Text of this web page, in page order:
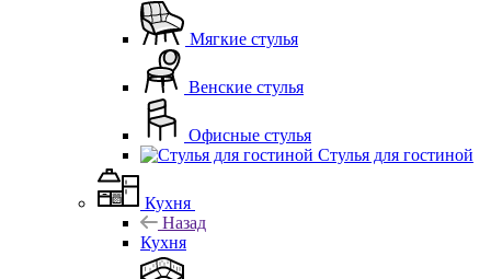
Мягкие стулья
Венские стулья
Офисные стулья
Стулья для гостиной
Кухня
Назад
Кухня